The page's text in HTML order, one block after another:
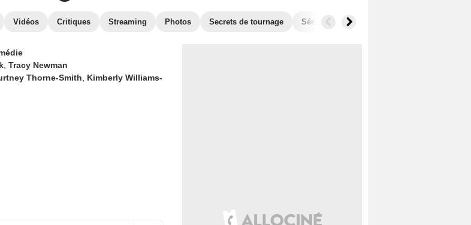
Vidéos Critiques Streaming Photos Secrets de tournage Séries similaires
Tracy Newman
Thorne-Smith
Kimberly Williams-